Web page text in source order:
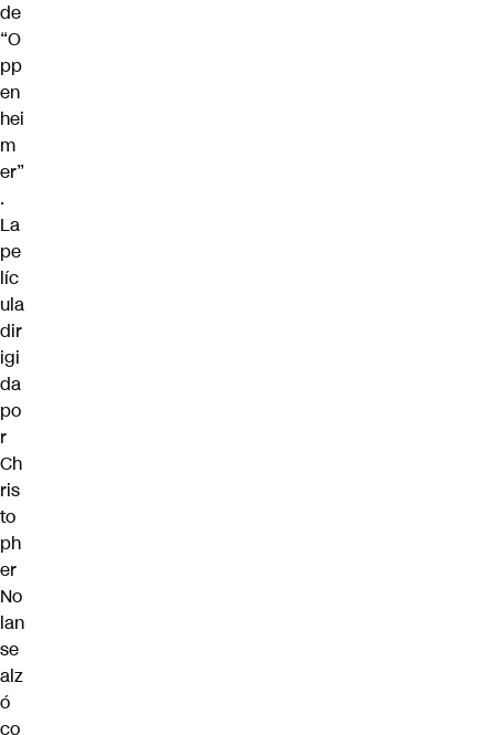
de
“O
pp
en
hei
m
er”
.
La
pe
líc
ula
dir
igi
da
po
r
Ch
ris
to
ph
er
No
lan
se
alz
ó
co